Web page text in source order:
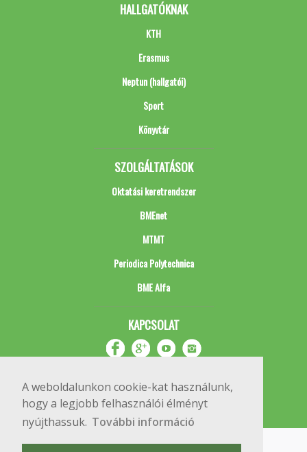
A weboldalunkon cookie-kat használunk,
hogy a legjobb felhasználói élményt
nyújthassuk. További információ
HALLGATÓKNAK
KTH
Erasmus
Neptun (hallgatói)
Sport
Könyvtár
SZOLGÁLTATÁSOK
Oktatási keretrendszer
BMEnet
MTMT
Periodica Polytechnica
BME Alfa
KAPCSOLAT